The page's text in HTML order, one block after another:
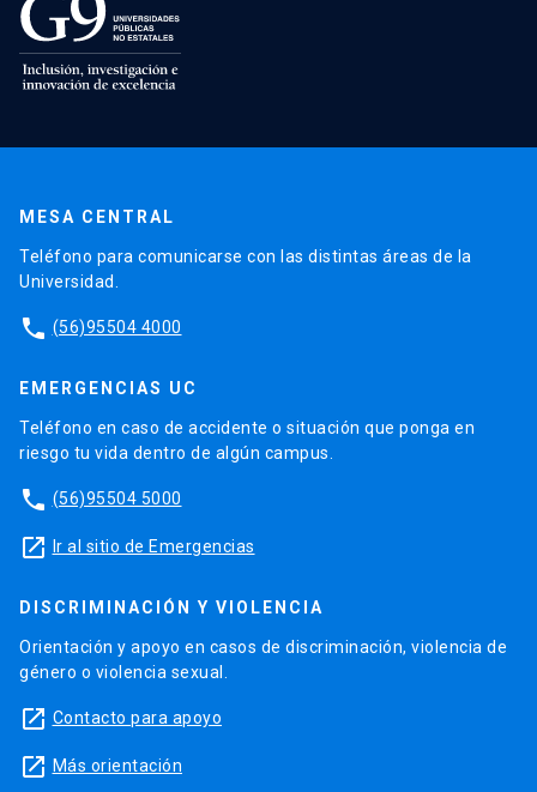
MESA CENTRAL
Teléfono para comunicarse con las distintas áreas de la
Universidad.
phone (56)95504 4000
EMERGENCIAS UC
Teléfono en caso de accidente o situación que ponga en
riesgo tu vida dentro de algún campus.
phone (56)95504 5000
launch Ir al sitio de Emergencias
DISCRIMINACIÓN Y VIOLENCIA
Orientación y apoyo en casos de discriminación, violencia de
género o violencia sexual.
launch Contacto para apoyo
launch Más orientación